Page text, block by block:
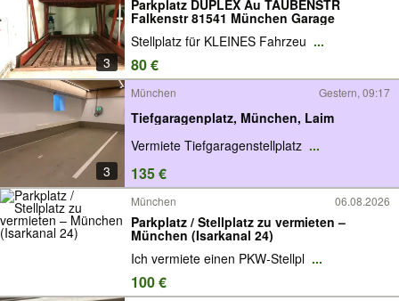
3
Parkplatz DUPLEX Au TAUBENSTR
Falkenstr 81541 München Garage
Stellplatz für KLEINES Fahrzeu ...
80 €
3
München Gestern, 09:17
Tiefgaragenplatz, München, Laim
Vermiete Tiefgaragenstellplatz ...
135 €
München 06.08.2026
Parkplatz / Stellplatz zu vermieten –
München (Isarkanal 24)
Ich vermiete einen PKW-Stellpl ...
100 €